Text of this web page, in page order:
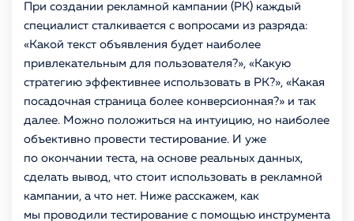
При создании рекламной кампании (РК) каждый
специалист сталкивается с вопросами из разряда:
«Какой текст объявления будет наиболее
привлекательным для пользователя?», «Какую
стратегию эффективнее использовать в РК?», «Какая
посадочная страница более конверсионная?» и так
далее. Можно положиться на интуицию, но наиболее
объективно провести тестирование. И уже
по окончании теста, на основе реальных данных,
сделать вывод, что стоит использовать в рекламной
кампании, а что нет. Ниже расскажем, как
мы проводили тестирование с помощью инструмента